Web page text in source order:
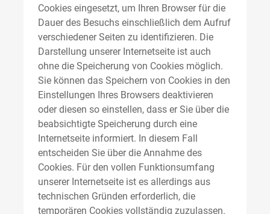
Cookies eingesetzt, um Ihren Browser für die
Dauer des Besuchs einschließlich dem Aufruf
verschiedener Seiten zu identifizieren. Die
Darstellung unserer Internetseite ist auch
ohne die Speicherung von Cookies möglich.
Sie können das Speichern von Cookies in den
Einstellungen Ihres Browsers deaktivieren
oder diesen so einstellen, dass er Sie über die
beabsichtigte Speicherung durch eine
Internetseite informiert. In diesem Fall
entscheiden Sie über die Annahme des
Cookies. Für den vollen Funktionsumfang
unserer Internetseite ist es allerdings aus
technischen Gründen erforderlich, die
temporären Cookies vollständig zuzulassen.